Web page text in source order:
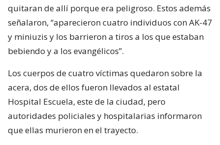
quitaran de allí porque era peligroso. Estos además
señalaron, “aparecieron cuatro individuos con AK-47
y miniuzis y los barrieron a tiros a los que estaban
bebiendo y a los evangélicos”.
Los cuerpos de cuatro víctimas quedaron sobre la
acera, dos de ellos fueron llevados al estatal
Hospital Escuela, este de la ciudad, pero
autoridades policiales y hospitalarias informaron
que ellas murieron en el trayecto.